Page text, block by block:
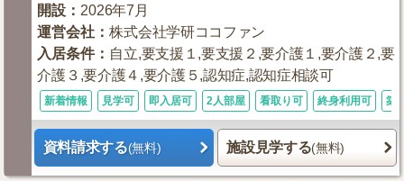
開設 ： 2026年7月
運営会社 ：株式会社学研ココファン
入居条件： 自立,要支援１,要支援２,要介護１,要介護２,要
介護３,要介護４,要介護５,認知症,認知症相談可
新着情報 見学可 即入居可 2人部屋 看取り可 終身利用可 築
資料請求する(無料) 施設見学する(無料)